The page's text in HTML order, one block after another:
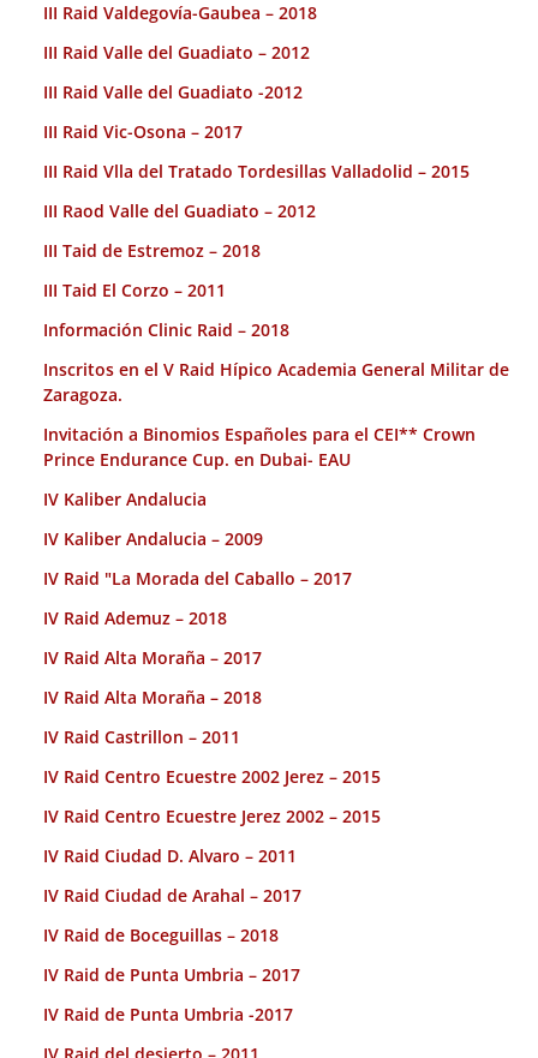
III Raid Valdegovía-Gaubea – 2018
III Raid Valle del Guadiato – 2012
III Raid Valle del Guadiato -2012
III Raid Vic-Osona – 2017
III Raid Vlla del Tratado Tordesillas Valladolid – 2015
III Raod Valle del Guadiato – 2012
III Taid de Estremoz – 2018
III Taid El Corzo – 2011
Información Clinic Raid – 2018
Inscritos en el V Raid Hípico Academia General Militar de
Zaragoza.
Invitación a Binomios Españoles para el CEI** Crown
Prince Endurance Cup. en Dubai- EAU
IV Kaliber Andalucia
IV Kaliber Andalucia – 2009
IV Raid "La Morada del Caballo – 2017
IV Raid Ademuz – 2018
IV Raid Alta Moraña – 2017
IV Raid Alta Moraña – 2018
IV Raid Castrillon – 2011
IV Raid Centro Ecuestre 2002 Jerez – 2015
IV Raid Centro Ecuestre Jerez 2002 – 2015
IV Raid Ciudad D. Alvaro – 2011
IV Raid Ciudad de Arahal – 2017
IV Raid de Boceguillas – 2018
IV Raid de Punta Umbria – 2017
IV Raid de Punta Umbria -2017